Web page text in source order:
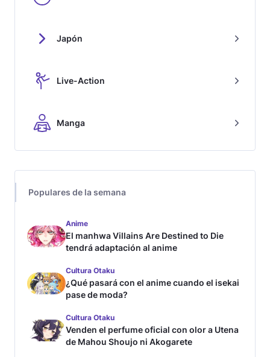
Japón
Live-Action
Manga
Populares de la semana
Anime
El manhwa Villains Are Destined to Die
tendrá adaptación al anime
Cultura Otaku
¿Qué pasará con el anime cuando el isekai
pase de moda?
Cultura Otaku
Venden el perfume oficial con olor a Utena
de Mahou Shoujo ni Akogarete